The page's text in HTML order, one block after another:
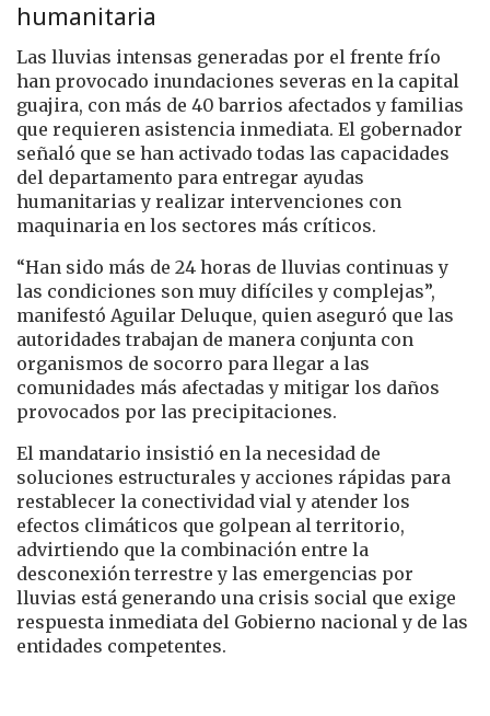
humanitaria
Las lluvias intensas generadas por el frente frío
han provocado inundaciones severas en la capital
guajira, con más de 40 barrios afectados y familias
que requieren asistencia inmediata. El gobernador
señaló que se han activado todas las capacidades
del departamento para entregar ayudas
humanitarias y realizar intervenciones con
maquinaria en los sectores más críticos.
“Han sido más de 24 horas de lluvias continuas y
las condiciones son muy difíciles y complejas”,
manifestó Aguilar Deluque, quien aseguró que las
autoridades trabajan de manera conjunta con
organismos de socorro para llegar a las
comunidades más afectadas y mitigar los daños
provocados por las precipitaciones.
El mandatario insistió en la necesidad de
soluciones estructurales y acciones rápidas para
restablecer la conectividad vial y atender los
efectos climáticos que golpean al territorio,
advirtiendo que la combinación entre la
desconexión terrestre y las emergencias por
lluvias está generando una crisis social que exige
respuesta inmediata del Gobierno nacional y de las
entidades competentes.